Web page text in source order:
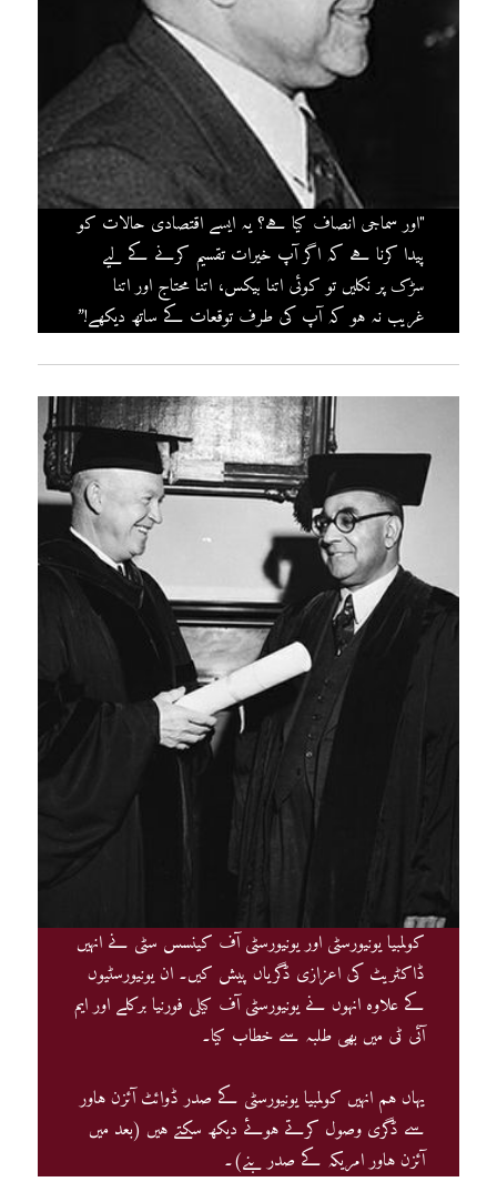
"اور سماجی انصاف کیا ہے؟ یہ ایسے اقتصادی حالات کو
پیدا کرنا ہے کہ اگر آپ خیرات تقسیم کرنے کے لیے
سڑک پر نکلیں تو کوئی اتنا بیکس، اتنا محتاج اور اتنا
غریب نہ ہو کہ آپ کی طرف توقعات کے ساتھ دیکھے!”
کولمبیا یونیورسٹی اور یونیورسٹی آف کینسس سٹی نے انہیں
ڈاکٹریٹ کی اعزازی ڈگریاں پیش کیں۔ ان یونیورسٹیوں
کے علاوہ انہوں نے یونیورسٹی آف کیلی فورنیا برکلے اور ایم
آئی ٹی میں بھی طلبہ سے خطاب کیا۔
یہاں ہم انہیں کولمبیا یونیورسٹی کے صدر ڈوائٹ آئزن ہاور
سے ڈگری وصول کرتے ہوئے دیکھ سکتے ہیں (بعد میں
آئزن ہاور امریکہ کے صدر بنے)۔